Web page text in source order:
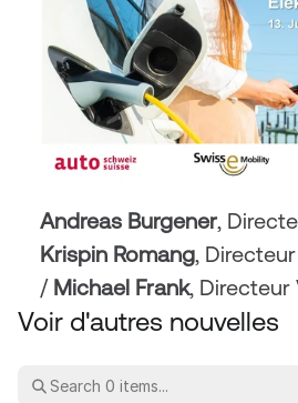
Andreas Burgener,
Krispin Romang,
/ Michael Frank, Directeur
Voir d'autres nouvelles